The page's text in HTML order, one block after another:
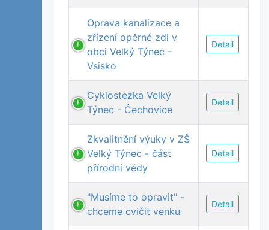
Oprava kanalizace a
zřízení opěrné zdi v
obci Velký Týnec -
Vsisko
Detail
Cyklostezka Velký
Týnec - Čechovice
Detail
Zkvalitnění výuky v ZŠ
Velký Týnec - část
přírodní vědy
Detail
"Musíme to opravit" -
chceme cvičit venku
Detail